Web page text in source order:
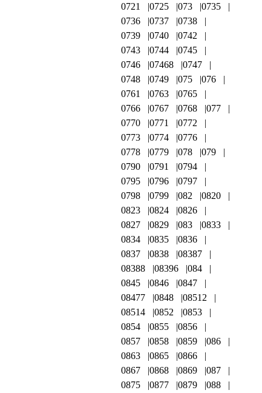
0721
0725 073
0735
0736
0737
0738
0739
0740
0742
0743
0744
0745
0746
07468
0747
0748
0749 075
076
0761
0763
0765
0766
0767 0768
077
0770
0771
0772
0773
0774
0776
0778
0779 078
079
0790
0791
0794
0795
0796
0797
0798
0799 082
0820
0823
0824
0826
0827
0829 083
0833
0834
0835
0836
0837
0838
08387
08388
08396
084
0845
0846
0847
08477
0848
08512
08514
0852
0853
0854
0855
0856
0857
0858 0859
086
0863
0865
0866
0867
0868 0869
087
0875
0877 0879
088